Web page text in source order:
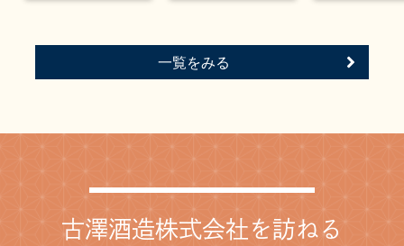
一覧をみる
古澤酒造株式会社を訪ねる